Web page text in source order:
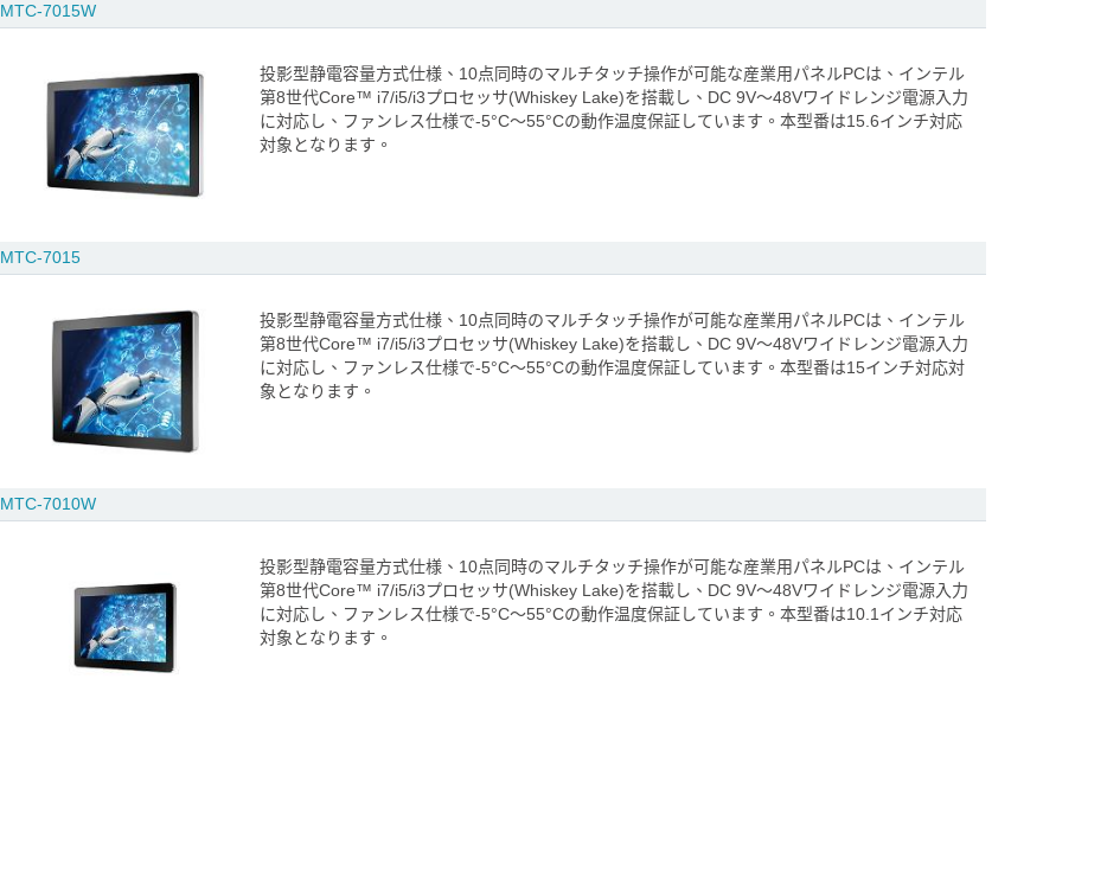
MTC-7015W
投影型静電容量方式仕様、10点同時のマルチタッチ操作が可能な産業用パネルPCは、インテル
第8世代Core™ i7/i5/i3プロセッサ(Whiskey Lake)を搭載し、DC 9V～48Vワイドレンジ電源入力
に対応し、ファンレス仕様で-5°C～55°Cの動作温度保証しています。本型番は15.6インチ対応
対象となります。
MTC-7015
投影型静電容量方式仕様、10点同時のマルチタッチ操作が可能な産業用パネルPCは、インテル
第8世代Core™ i7/i5/i3プロセッサ(Whiskey Lake)を搭載し、DC 9V～48Vワイドレンジ電源入力
に対応し、ファンレス仕様で-5°C～55°Cの動作温度保証しています。本型番は15インチ対応対
象となります。
MTC-7010W
投影型静電容量方式仕様、10点同時のマルチタッチ操作が可能な産業用パネルPCは、インテル
第8世代Core™ i7/i5/i3プロセッサ(Whiskey Lake)を搭載し、DC 9V～48Vワイドレンジ電源入力
に対応し、ファンレス仕様で-5°C～55°Cの動作温度保証しています。本型番は10.1インチ対応
対象となります。